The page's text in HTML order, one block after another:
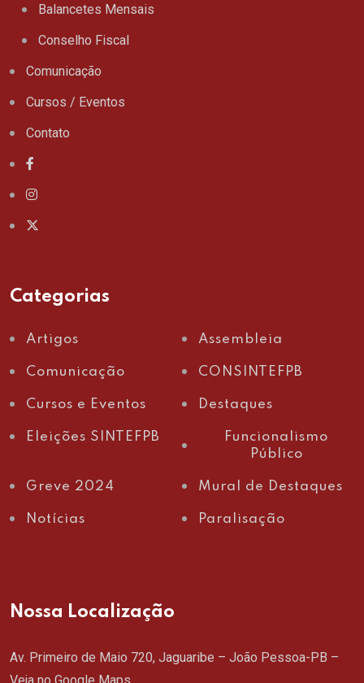
Balancetes Mensais
Conselho Fiscal
Comunicação
Cursos / Eventos
Contato
Categorias
Artigos Assembleia
Comunicação CONSINTEFPB
Cursos e Eventos Destaques
Eleições SINTEFPB
Funcionalismo
Público
Greve 2024 Mural de Destaques
Notícias Paralisação
Nossa Localização
Av. Primeiro de Maio 720, Jaguaribe – João Pessoa-PB –